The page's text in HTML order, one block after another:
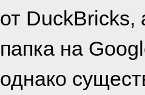
от DuckBricks,
папка на
однако